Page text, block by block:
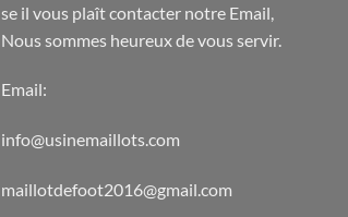
se il vous plaît contacter notre Email,
Nous sommes heureux de vous servir.
Email:
info@usinemaillots.com
maillotdefoot2016@gmail.com